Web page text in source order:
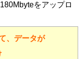
をアップロ
、データが